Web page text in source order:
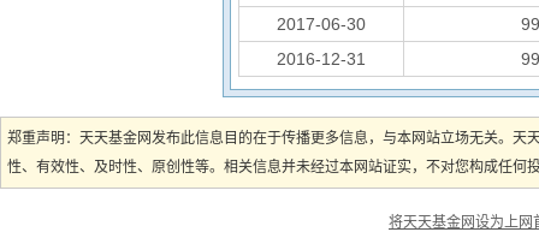
2017-06-30
2016-12-31
郑重声明：天天基金网发布此信息目的在于传播更多信息，与本网站立场无关。
性、有效性、及时性、原创性等。相关信息并未经过本网站证实，不对您构成任
将天天基金网设为上网